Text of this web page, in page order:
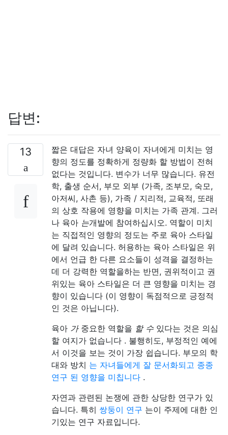
답변:
13
짧은 대답은 자녀 양육이 자녀에게 미치는 영
향의 정도를 정확하게 정량화 할 방법이 전혀
없다는 것입니다. 변수가 너무 많습니다. 유전
학, 출생 순서, 부모 외부 (가족, 조부모, 숙모,
아저씨, 사촌 등), 가족 / 지리적, 교육적, 또래
의 상호 작용에 영향을 미치는 가족 관계. 그러
나 육아 는개발에 참여하십시오. 역할이 미치
는 직접적인 영향의 정도는 주로 육아 스타일
에 달려 있습니다. 허용하는 육아 스타일은 위
에서 언급 한 다른 요소들이 성격을 결정하는
데 더 강력한 역할을하는 반면, 권위적이고 권
위있는 육아 스타일은 더 큰 영향을 미치는 경
향이 있습니다 (이 영향이 독점적으로 긍정적
인 것은 아닙니다).
육아 가중요한 역할을 할 수있다는 것은 의심
할 여지가 없습니다 . 불행히도, 부정적인 예에
서 이것을 보는 것이 가장 쉽습니다. 부모의 학
대와 방치 는 자녀들에게 잘 문서화되고 종종
연구 된 영향을 미칩니다 .
자연과 관련된 논쟁에 관한 상당한 연구가 있
습니다. 특히 쌍둥이 연구 는이 주제에 대한 인
기있는 연구 자료입니다.